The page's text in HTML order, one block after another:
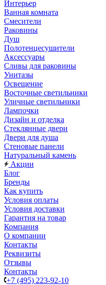
Интерьер
Ванная комната
Смесители
Раковины
Душ
Полотенцесушители
Аксессуары
Сливы для раковины
Унитазы
Освещение
Восточные светильники
Уличные светильники
Лампочки
Дизайн и отделка
Стеклянные двери
Двери для душа
Стеновые панели
Натуральный камень
Акции
Блог
Бренды
Как купить
Условия оплаты
Условия доставки
Гарантия на товар
Компания
О компании
Контакты
Реквизиты
Отзывы
Контакты
+7 (495) 223-92-10